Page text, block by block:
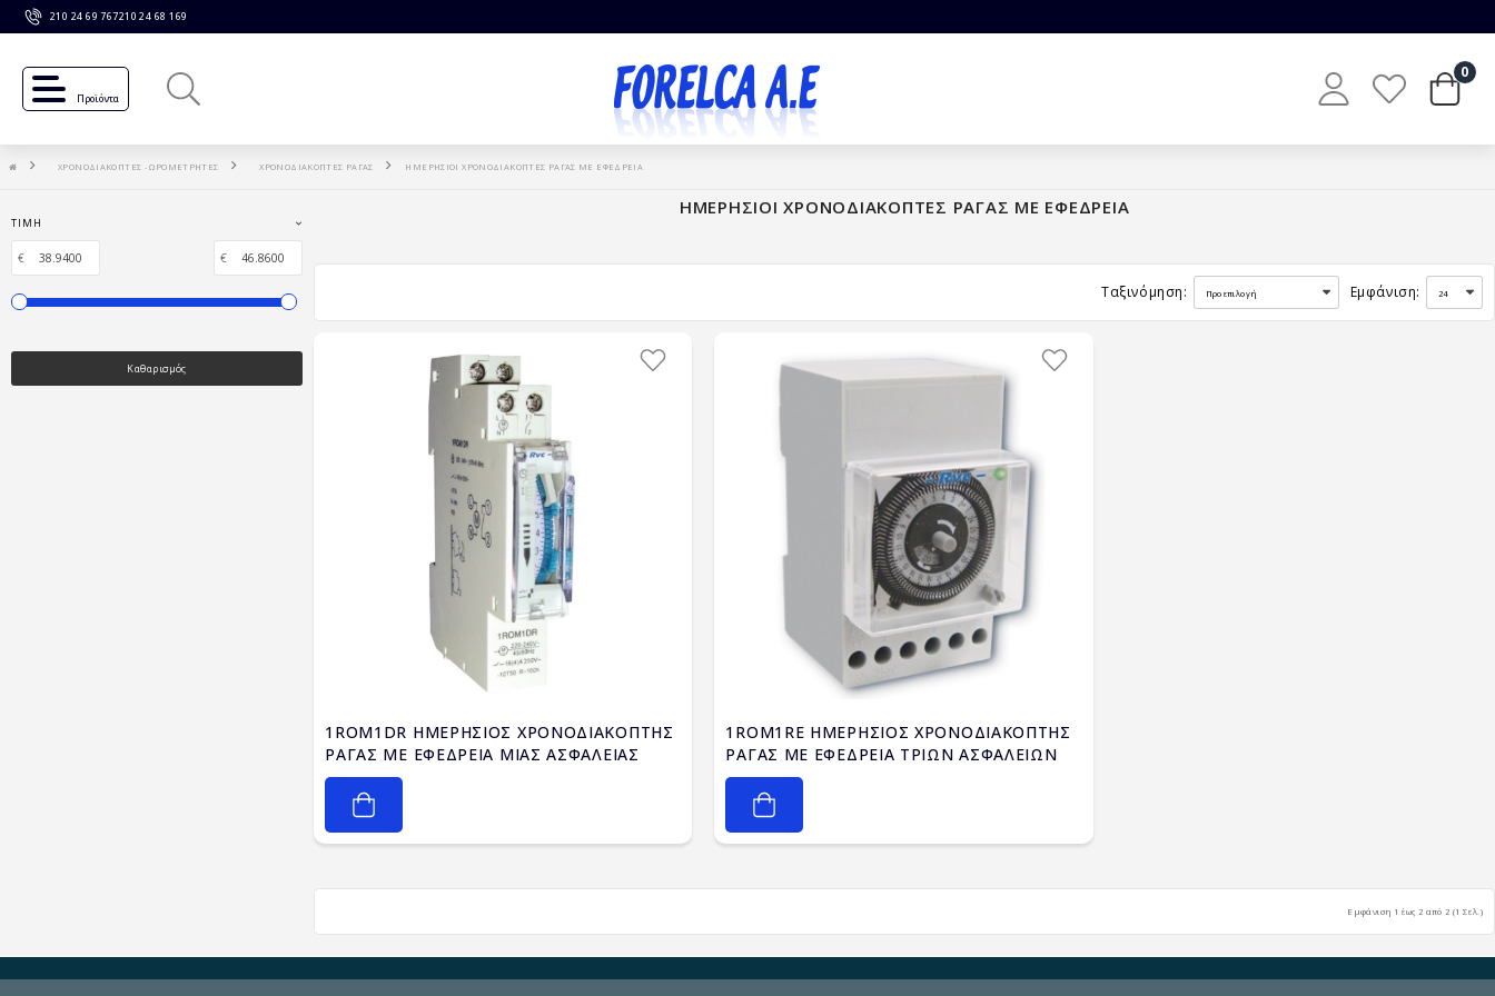
210 24 69 767210 24 68 169
Προϊόντα
0
ΧΡΟΝΟΔΙΑΚΟΠΤΕΣ - ΩΡΟΜΕΤΡΗΤΕΣ ΧΡΟΝΟΔΙΑΚΟΠΤΕΣ ΡΑΓΑΣ ΗΜΕΡΗΣΙΟΙ ΧΡΟΝΟΔΙΑΚΟΠΤΕΣ ΡΑΓΑΣ ΜΕ ΕΦΕΔΡΕΙΑ
ΤΙΜΉ
€ €
Καθαρισμός
ΗΜΕΡΗΣΙΟΙ ΧΡΟΝΟΔΙΑΚΟΠΤΕΣ ΡΑΓΑΣ ΜΕ ΕΦΕΔΡΕΙΑ
Ταξινόμηση: Εμφάνιση:
1ROM1DR ΗΜΕΡΗΣΙΟΣ ΧΡΟΝΟΔΙΑΚΟΠΤΗΣ
ΡΑΓΑΣ ΜΕ ΕΦΕΔΡΕΙΑ ΜΙΑΣ ΑΣΦΑΛΕΙΑΣ
1ROM1RE ΗΜΕΡΗΣΙΟΣ ΧΡΟΝΟΔΙΑΚΟΠΤΗΣ
ΡΑΓΑΣ ΜΕ ΕΦΕΔΡΕΙΑ ΤΡΙΩΝ ΑΣΦΑΛΕΙΩΝ
Εμφάνιση 1 έως 2 από 2 (1 Σελ.)